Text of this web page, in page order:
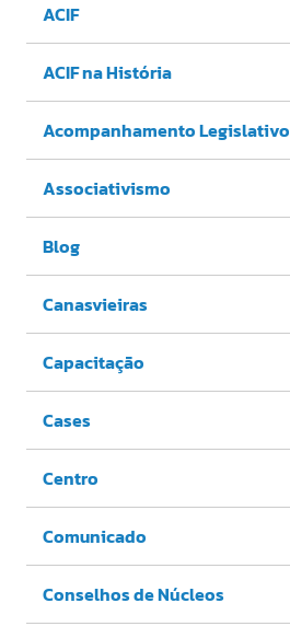
ACIF
ACIF na História
Acompanhamento Legislativo
Associativismo
Blog
Canasvieiras
Capacitação
Cases
Centro
Comunicado
Conselhos de Núcleos